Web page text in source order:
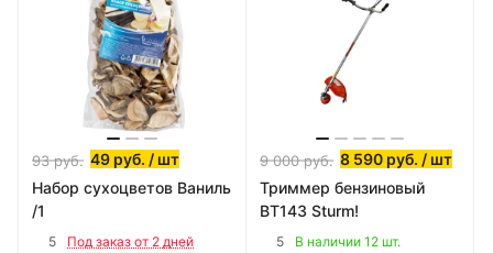
93руб. 49 руб. / шт
Набор сухоцветов Ваниль
/1
5
Под заказ от 2 дней
9 000руб. 8 590 руб. / шт
Триммер бензиновый
BT143 Sturm!
5
В наличии 12 шт.